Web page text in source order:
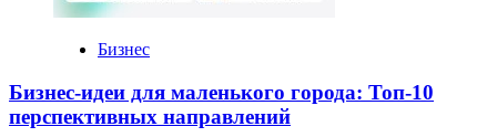
Бизнес
Бизнес-идеи для маленького города: Топ-10
перспективных направлений